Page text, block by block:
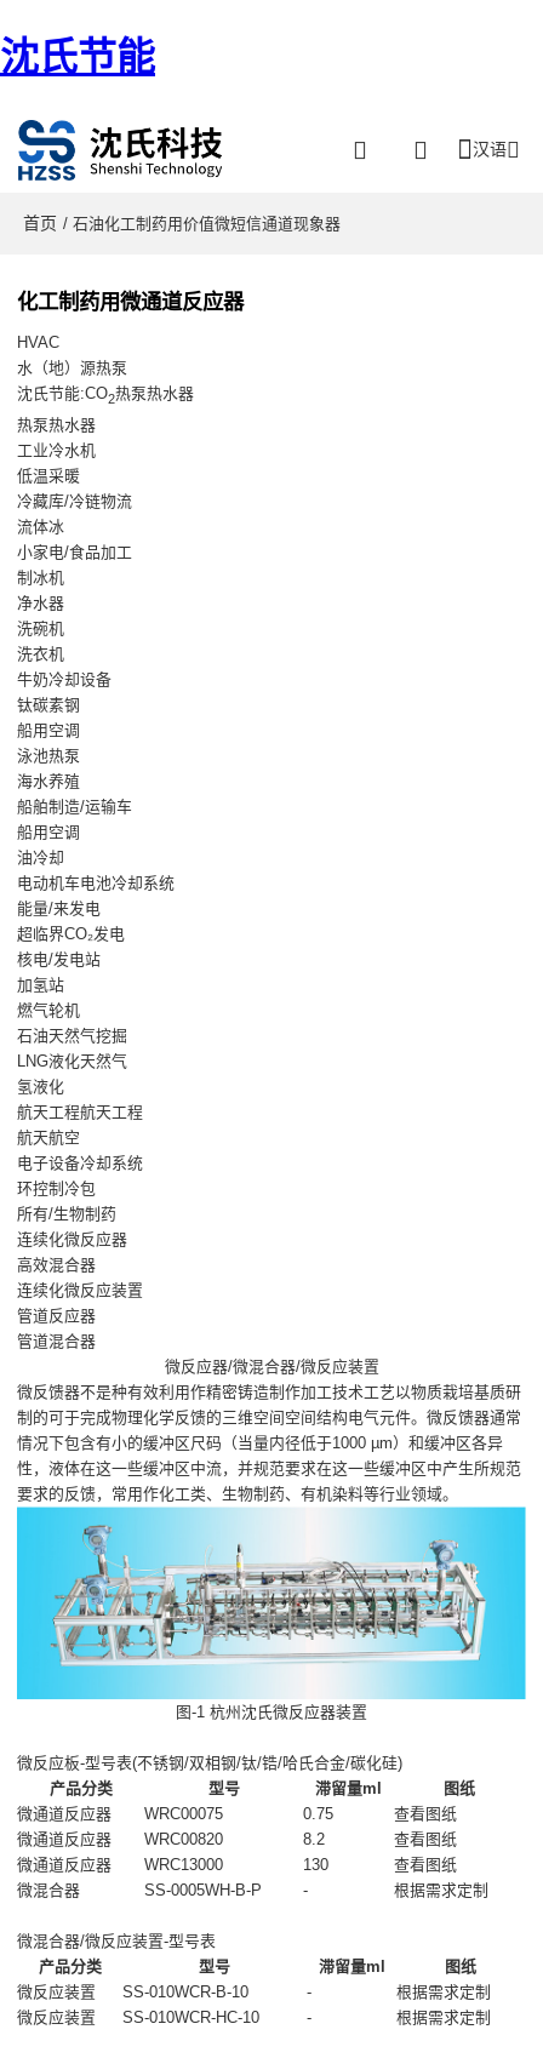
沈氏节能
汉语
首页 / 石油化工制药用价值微短信通道现象器
化工制药用微通道反应器
HVAC
水（地）源热泵
沈氏节能:CO2热泵热水器
热泵热水器
工业冷水机
低温采暖
冷藏库/冷链物流
流体冰
小家电/食品加工
制冰机
净水器
洗碗机
洗衣机
牛奶冷却设备
钛碳素钢
船用空调
泳池热泵
海水养殖
船舶制造/运输车
船用空调
油冷却
电动机车电池冷却系统
能量/来发电
超临界CO₂发电
核电/发电站
加氢站
燃气轮机
石油天然气挖掘
LNG液化天然气
氢液化
航天工程航天工程
航天航空
电子设备冷却系统
环控制冷包
所有/生物制药
连续化微反应器
高效混合器
连续化微反应装置
管道反应器
管道混合器
微反应器/微混合器/微反应装置
微反馈器不是种有效利用作精密铸造制作加工技术工艺以物质栽培基质研
制的可于完成物理化学反馈的三维空间空间结构电气元件。微反馈器通常
情况下包含有小的缓冲区尺码（当量内径低于1000 µm）和缓冲区各异
性，液体在这一些缓冲区中流，并规范要求在这一些缓冲区中产生所规范
要求的反馈，常用作化工类、生物制药、有机染料等行业领域。
图-1 杭州沈氏微反应器装置
微反应板-型号表(不锈钢/双相钢/钛/锆/哈氏合金/碳化硅)
产品分类
型号 滞留量ml
图纸
微通道反应器
WRC00075 0.75
查看图纸
微通道反应器
WRC00820 8.2
查看图纸
微通道反应器
WRC13000 130
查看图纸
微混合器
SS-0005WH-B-P - 根据需求定制
微混合器/微反应装置-型号表
产品分类
型号 滞留量ml
图纸
微反应装置
SS-010WCR-B-10 -
根据需求定制
微反应装置
SS-010WCR-HC-10 - 根据需求定制